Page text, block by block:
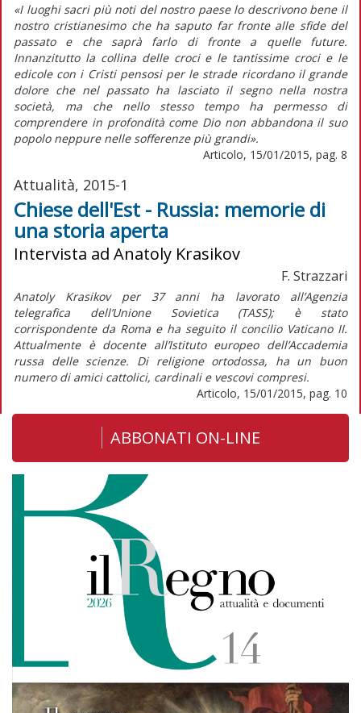
«I luoghi sacri più noti del nostro paese lo descrivono bene il
nostro cristianesimo che ha saputo far fronte alle sfide del
passato e che saprà farlo di fronte a quelle future.
Innanzitutto la collina delle croci e le tantissime croci e le
edicole con i Cristi pensosi per le strade ricordano il grande
dolore che nel passato ha lasciato il segno nella nostra
società, ma che nello stesso tempo ha permesso di
comprendere in profondità come Dio non abbandona il suo
popolo neppure nelle sofferenze più grandi».
Articolo, 15/01/2015, pag. 8
Attualità, 2015-1
Chiese dell'Est - Russia: memorie di
una storia aperta
Intervista ad Anatoly Krasikov
F. Strazzari
Anatoly Krasikov per 37 anni ha lavorato all’Agenzia
telegrafica dell’Unione Sovietica (TASS); è stato
corrispondente da Roma e ha seguito il concilio Vaticano II.
Attualmente è docente all’Istituto europeo dell’Accademia
russa delle scienze. Di religione ortodossa, ha un buon
numero di amici cattolici, cardinali e vescovi compresi.
Articolo, 15/01/2015, pag. 10
ABBONATI ON-LINE